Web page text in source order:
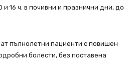
16 ч. в почивни и празнични дни, до
пълнолетни пациенти с повишен
болести, без поставена